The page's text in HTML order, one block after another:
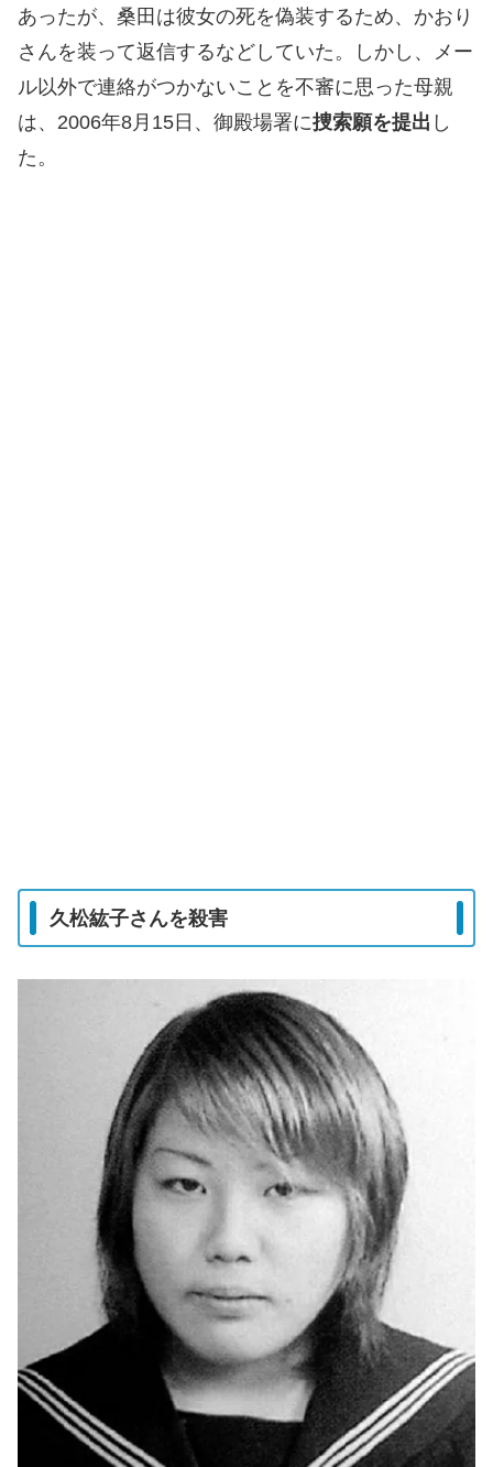
あったが、桑田は彼女の死を偽装するため、かおり
さんを装って返信するなどしていた。しかし、メー
ル以外で連絡がつかないことを不審に思った母親
は、2006年8月15日、御殿場署に捜索願を提出 し
た。
久松紘子さんを殺害